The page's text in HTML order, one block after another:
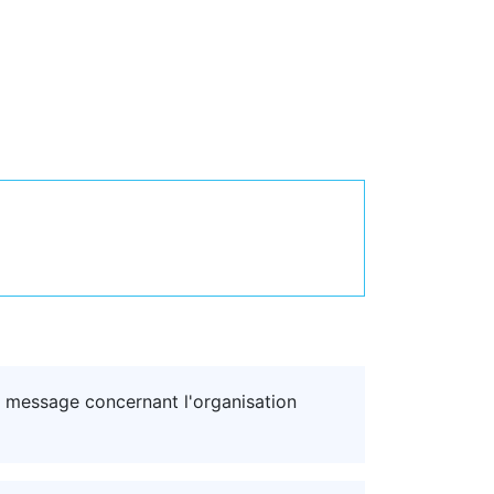
concernant l'organisation